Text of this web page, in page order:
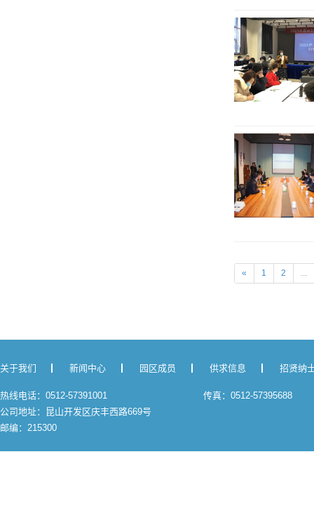
« 1 2 ...
关于我们 新闻中心 园区成员 供求信息 招贤纳
热线电话：0512-57391001
传真：0512-57395688
公司地址：昆山开发区庆丰西路669号
邮编：215300